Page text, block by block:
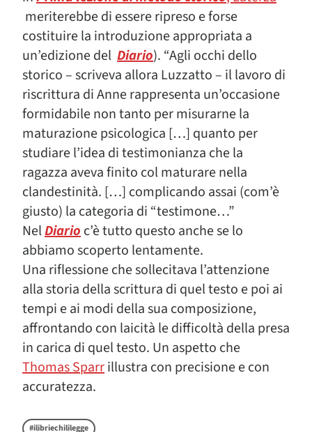
meriterebbe di essere ripreso e forse
costituire la introduzione appropriata a
un’edizione del Diario). “Agli occhi dello
storico – scriveva allora Luzzatto – il lavoro di
riscrittura di Anne rappresenta un’occasione
formidabile non tanto per misurarne la
maturazione psicologica […] quanto per
studiare l’idea di testimonianza che la
ragazza aveva finito col maturare nella
clandestinità. […] complicando assai (com’è
giusto) la categoria di “testimone…”
NelDiarioc’è tutto questo anche se lo
abbiamo scoperto lentamente.
Una riflessione che sollecitava l’attenzione
alla storia della scrittura di quel testo e poi ai
tempi e ai modi della sua composizione,
affrontando con laicità le difficoltà della presa
in carica di quel testo. Un aspetto che
Thomas Sparrillustra con precisione e con
accuratezza.
#ilibriechililegge